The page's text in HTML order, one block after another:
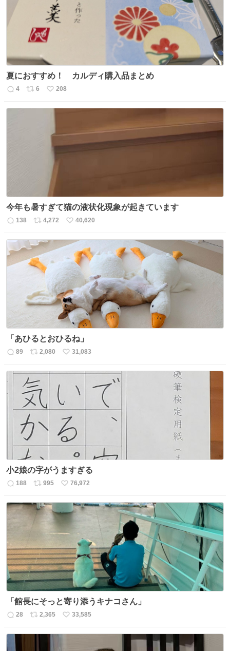
夏におすすめ！ カルディ購入品まとめ
返
4
リ
6
い
208
今年も暑すぎて猫の液状化現象が起きています
返
138
リ
ス
ト
数
4,272
い
ね
数
40,620
「あひるとおひるね」
返
89
リ
ト
数
2,080
い
31,083
小2娘の字がうますぎる
返
数
188
リ
ス
995
い
ね
76,972
「館長にそっと寄り添うキナコさん」
返
数
28
リ
2,365
い
33,585